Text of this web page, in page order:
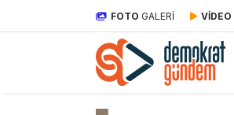
FOTO GALERİ VİDEO